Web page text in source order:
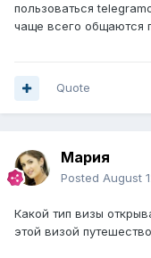
пользоваться
чаще всего общаются
Quote
Мария
Posted August
Какой тип визы
этой визой